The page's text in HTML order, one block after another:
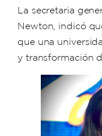
La secretaria
Newton, indicó
que una
y transformación